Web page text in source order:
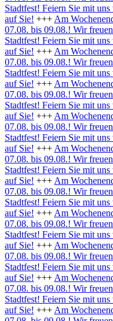
Stadtfest! Feiern Sie mit
auf Sie! +++ Am
07.08. bis 09.08.! Wir
Stadtfest! Feiern Sie mit
auf Sie! +++ Am
07.08. bis 09.08.! Wir
Stadtfest! Feiern Sie mit
auf Sie! +++ Am
07.08. bis 09.08.! Wir
Stadtfest! Feiern Sie mit
auf Sie! +++ Am
07.08. bis 09.08.! Wir
Stadtfest! Feiern Sie mit
auf Sie! +++ Am
07.08. bis 09.08.! Wir
Stadtfest! Feiern Sie mit
auf Sie! +++ Am
07.08. bis 09.08.! Wir
Stadtfest! Feiern Sie mit
auf Sie! +++ Am
07.08. bis 09.08.! Wir
Stadtfest! Feiern Sie mit
auf Sie! +++ Am
07.08. bis 09.08.! Wir
Stadtfest! Feiern Sie mit
auf Sie! +++ Am
07.08. bis 09.08.! Wir
Stadtfest! Feiern Sie mit
auf Sie! +++ Am